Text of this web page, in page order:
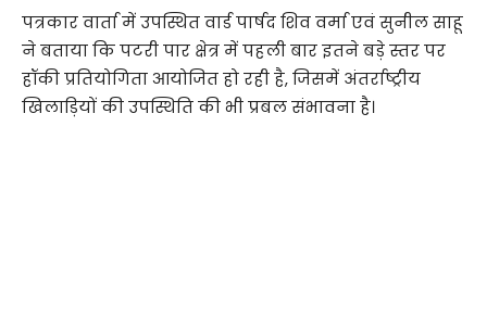
पत्रकार वार्ता में उपस्थित वार्ड पार्षद शिव वर्मा एवं सुनील साहू
ने बताया कि पटरी पार क्षेत्र में पहली बार इतने बड़े स्तर पर
हॉकी प्रतियोगिता आयोजित हो रही है, जिसमें अंतर्राष्ट्रीय
खिलाड़ियों की उपस्थिति की भी प्रबल संभावना है।